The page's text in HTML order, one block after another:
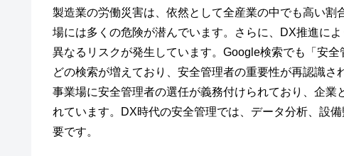
製造業の労働災害は、依然として全産業の中でも高い
場には多くの危険が潜んでいます。さらに、DX推進に
異なるリスクが発生しています。Google検索でも「安
どの検索が増えており、安全管理者の重要性が再認識
事業場に安全管理者の選任が義務付けられており、企
れています。DX時代の安全管理では、データ分析、設
要です。